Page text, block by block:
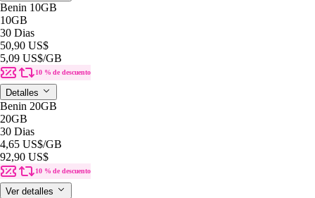
Benin 10GB
10GB
30 Dias
50,90 US$
5,09 US$/GB
10 % de descuento
Detalles
Benin 20GB
20GB
30 Dias
4,65 US$/GB
92,90 US$
10 % de descuento
Ver detalles